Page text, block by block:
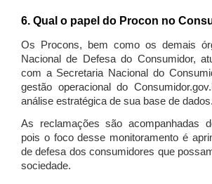
6. Qual o papel do Procon no
Os Procons, bem como os demais
Nacional de Defesa do Consumidor,
com a Secretaria Nacional do
gestão operacional do
análise estratégica de sua base de dados.
As reclamações são acompanhadas
pois o foco desse monitoramento é
de defesa dos consumidores que
sociedade.